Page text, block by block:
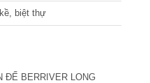
biệt thự
ĐẾ BERRIVER LONG